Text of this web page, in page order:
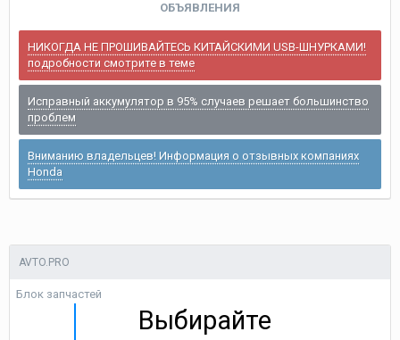
ОБЪЯВЛЕНИЯ
НИКОГДА НЕ ПРОШИВАЙТЕСЬ КИТАЙСКИМИ USB-ШНУРКАМИ!
подробности смотрите в теме
Исправный аккумулятор в 95% случаев решает большинство
проблем
Вниманию владельцев! Информация о отзывных компаниях
Honda
AVTO.PRO
Блок запчастей
Выбирайте